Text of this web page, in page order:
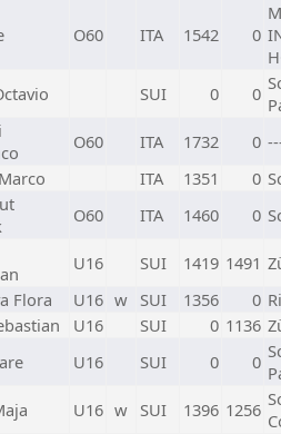
O60 ITA 1542 0
SUI 0 0
O60 ITA 1732 0
ITA 1351 0
O60 ITA 1460 0
U16 SUI 1419 1491
Flora U16 w SUI 1356 0
U16 SUI 0 1136
U16 SUI 0 0
U16 w SUI 1396 1256